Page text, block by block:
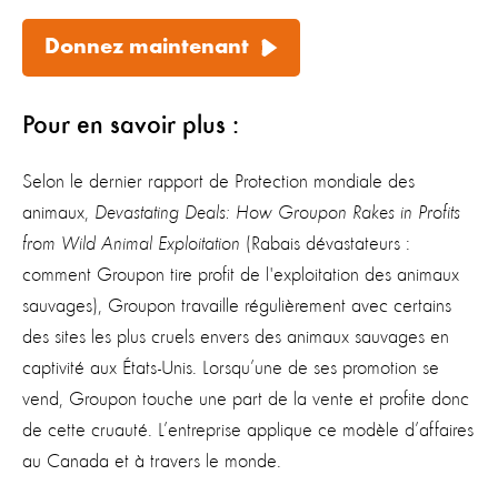
Donnez maintenant
Pour en savoir plus :
Selon le dernier rapport de Protection mondiale des
animaux, Devastating Deals: How Groupon Rakes in Profits
from Wild Animal Exploitation (Rabais dévastateurs :
comment Groupon tire profit de l'exploitation des animaux
sauvages), Groupon travaille régulièrement avec certains
des sites les plus cruels envers des animaux sauvages en
captivité aux États-Unis. Lorsqu’une de ses promotion se
vend, Groupon touche une part de la vente et profite donc
de cette cruauté. L’entreprise applique ce modèle d’affaires
au Canada et à travers le monde.